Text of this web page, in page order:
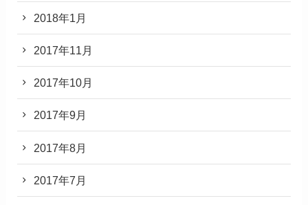
2018年1月
2017年11月
2017年10月
2017年9月
2017年8月
2017年7月